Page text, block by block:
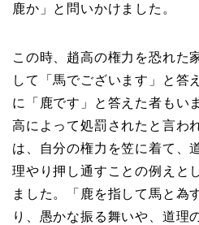
鹿か」と問いかけました。
この時、趙高の権力を恐れた
して「馬でございます」と答
に「鹿です」と答えた者もい
高によって処罰されたと言わ
は、自分の権力を笠に着て、
理やり押し通すことの例えと
ました。「鹿を指して馬と為
り、愚かな振る舞いや、道理